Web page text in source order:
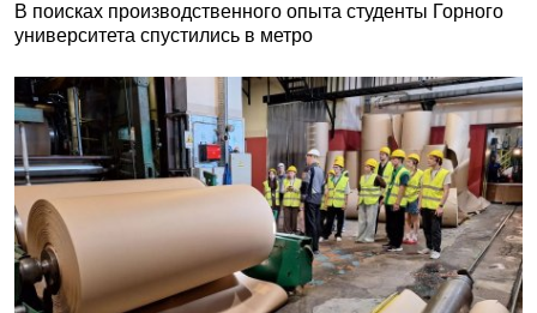
В поисках производственного опыта студенты Горного
университета спустились в метро